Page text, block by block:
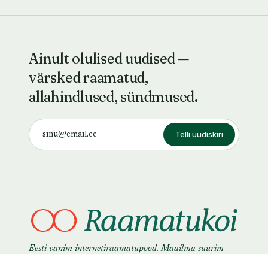
Ainult olulised uudised —
värsked raamatud,
allahindlused, sündmused.
Telli uudiskiri
Eesti vanim internetiraamatupood. Maailma suurim